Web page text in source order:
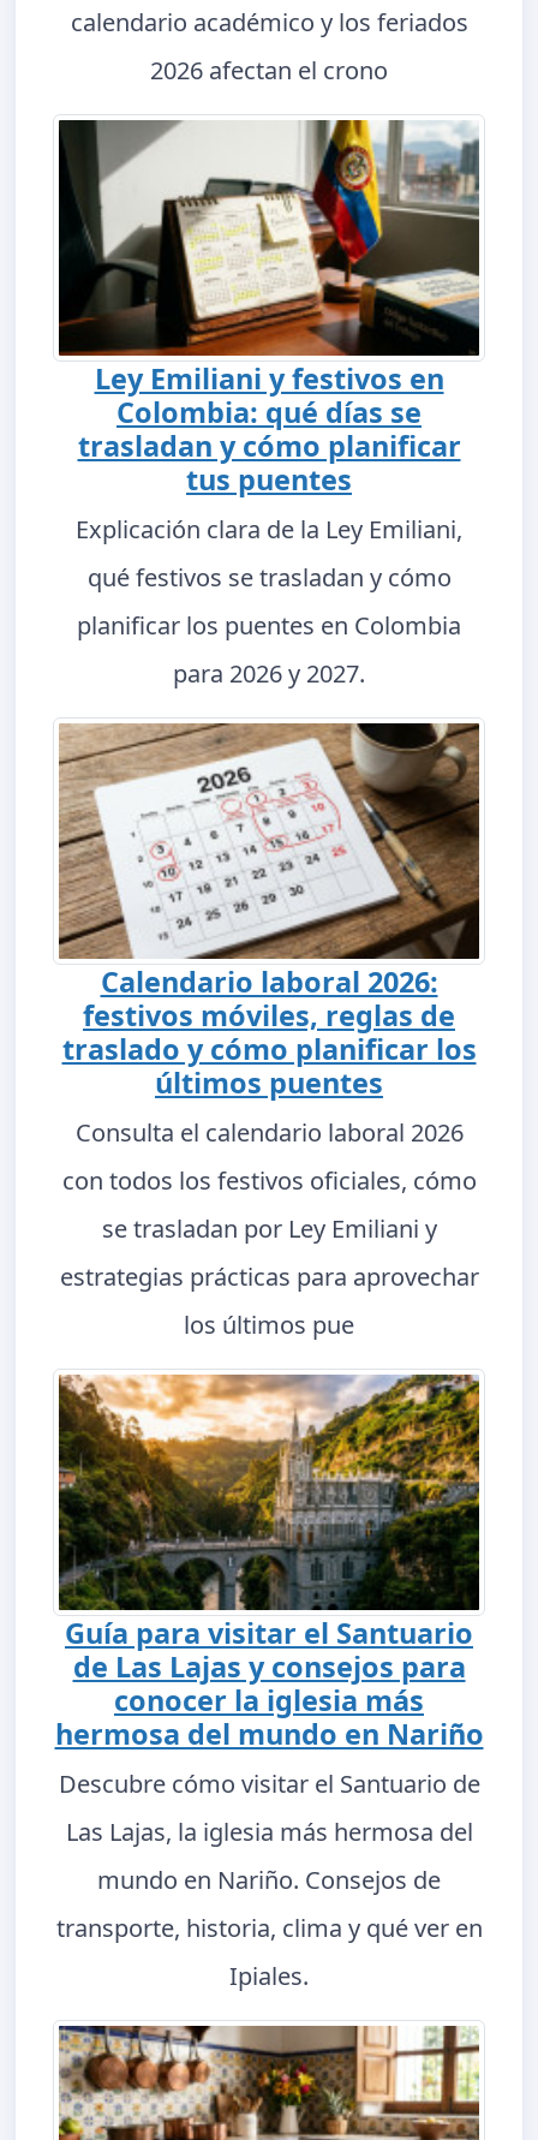
calendario académico y los feriados
2026 afectan el crono
Ley Emiliani y festivos en
Colombia: qué días se
trasladan y cómo planificar
tus puentes
Explicación clara de la Ley Emiliani,
qué festivos se trasladan y cómo
planificar los puentes en Colombia
para 2026 y 2027.
Calendario laboral 2026:
festivos móviles, reglas de
traslado y cómo planificar los
últimos puentes
Consulta el calendario laboral 2026
con todos los festivos oficiales, cómo
se trasladan por Ley Emiliani y
estrategias prácticas para aprovechar
los últimos pue
Guía para visitar el Santuario
de Las Lajas y consejos para
conocer la iglesia más
hermosa del mundo en Nariño
Descubre cómo visitar el Santuario de
Las Lajas, la iglesia más hermosa del
mundo en Nariño. Consejos de
transporte, historia, clima y qué ver en
Ipiales.